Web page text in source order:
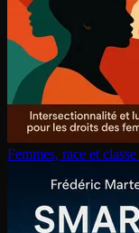
Femmes, race et classe